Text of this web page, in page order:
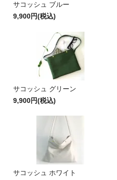
サコッシュ ブルー
9,900円(税込)
サコッシュ グリーン
9,900円(税込)
サコッシュ ホワイト